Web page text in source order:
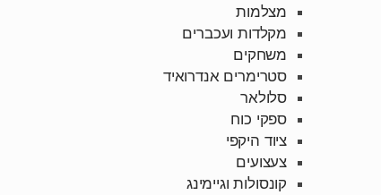
מצלמות
מקלדות ועכברים
משחקים
סטרימרים אנדרואיד
סלולאר
ספקי כוח
ציוד היקפי
צעצועים
קונסולות וגיימינג